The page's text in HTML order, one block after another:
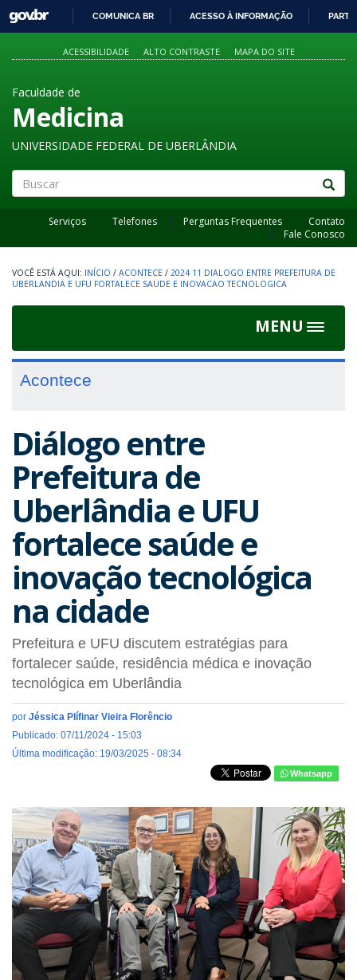
PARA
O
GOVBR
COMUNICA BR ACESSO À INFORMAÇÃO
ACESSIBILIDADE ALTO CONTRASTE MAPA DO SITE
Faculdade de
Medicina
UNIVERSIDADE FEDERAL DE UBERLÂNDIA
Serviços Telefones Perguntas Frequentes
Contato
Fale Conosco
INÍCIO / ACONTECE / 2024 11 DIALOGO ENTRE PREFEITURA DE
UBERLANDIA E UFU FORTALECE SAUDE E INOVACAO TECNOLOGICA
MENU
Toggle
Acontece
Diálogo entre
Prefeitura de
Uberlândia e UFU
fortalece saúde e
inovação tecnológica
na cidade
Prefeitura e UFU discutem estratégias para
fortalecer saúde, residência médica e inovação
tecnológica em Uberlândia
por Jéssica Plífinar Vieira Florêncio
Publicado: 07/11/2024 - 15:03
Última modificação: 19/03/2025 - 08:34
Whatsapp